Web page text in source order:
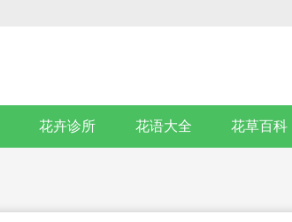
花卉诊所 花语大全 花草百科